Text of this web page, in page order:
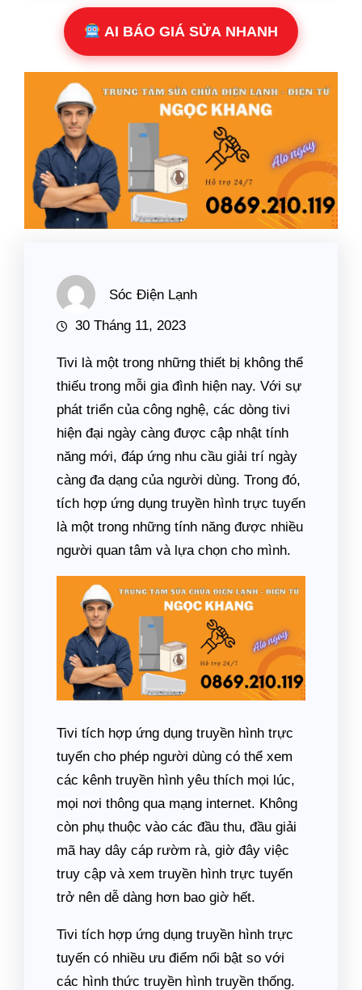
AI BÁO GIÁ SỬA NHANH
Sóc Điện Lạnh
30 Tháng 11, 2023
Tivi là một trong những thiết bị không thể
thiếu trong mỗi gia đình hiện nay. Với sự
phát triển của công nghệ, các dòng tivi
hiện đại ngày càng được cập nhật tính
năng mới, đáp ứng nhu cầu giải trí ngày
càng đa dạng của người dùng. Trong đó,
tích hợp ứng dụng truyền hình trực tuyến
là một trong những tính năng được nhiều
người quan tâm và lựa chọn cho mình.
Tivi tích hợp ứng dụng truyền hình trực
tuyến cho phép người dùng có thể xem
các kênh truyền hình yêu thích mọi lúc,
mọi nơi thông qua mạng internet. Không
còn phụ thuộc vào các đầu thu, đầu giải
mã hay dây cáp rườm rà, giờ đây việc
truy cập và xem truyền hình trực tuyến
trở nên dễ dàng hơn bao giờ hết.
Tivi tích hợp ứng dụng truyền hình trực
tuyến có nhiều ưu điểm nổi bật so với
các hình thức truyền hình truyền thống.